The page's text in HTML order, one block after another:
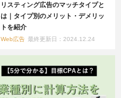
リスティング広告のマッチタイプと
は｜タイプ別のメリット・デメリッ
トを紹介
Web広告 最終更新日：2024.12.24